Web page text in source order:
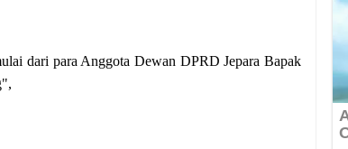
dari para Anggota Dewan DPRD Jepara Bapak